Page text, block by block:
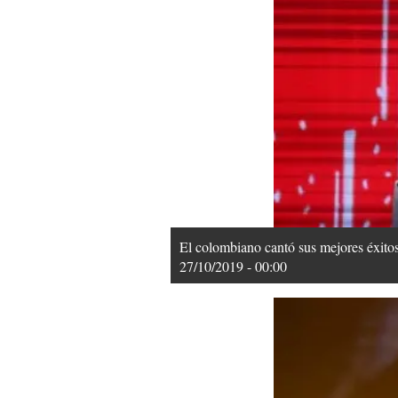
El colombiano cantó sus mejores
27/10/2019 - 00:00